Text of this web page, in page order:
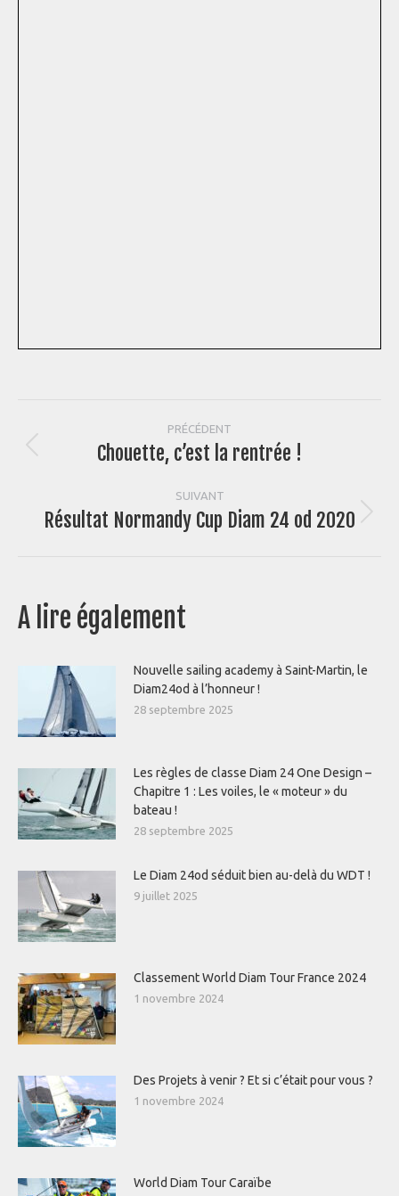
article
PRÉCÉDENT
Article
:
Chouette, c’est la rentrée !
SUIVANT
Article
Résultat Normandy Cup Diam 24 od 2020
A lire également
Nouvelle sailing academy à Saint-Martin, le
Diam24od à l’honneur !
28 septembre 2025
Les règles de classe Diam 24 One Design –
Chapitre 1 : Les voiles, le « moteur » du
bateau !
28 septembre 2025
Le Diam 24od séduit bien au-delà du WDT !
9 juillet 2025
Classement World Diam Tour France 2024
1 novembre 2024
Des Projets à venir ? Et si c’était pour vous ?
1 novembre 2024
World Diam Tour Caraïbe